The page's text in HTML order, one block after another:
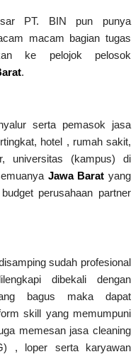
PT. BIN pun punya
macam bagian tugas
ke pelojok pelosok
.
serta pemasok jasa
hotel , rumah sakit,
universitas (kampus) di
Jawa Barat yang
perusahaan partner
sudah profesional
dibekali dengan
bagus maka dapat
skill yang memumpuni
memesan jasa cleaning
, loper serta karyawan